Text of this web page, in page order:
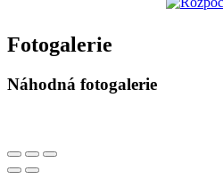
Fotogalerie
Náhodná fotogalerie